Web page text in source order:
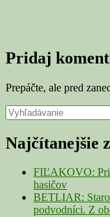
Pridaj
Prepáčte, ale pred
Primary
Sidebar
Widget
Area
Search
for:
Najčítanejšie
FIĽAKOVO: Pri
hasičov
BETLIAR:
podvodníci. Z